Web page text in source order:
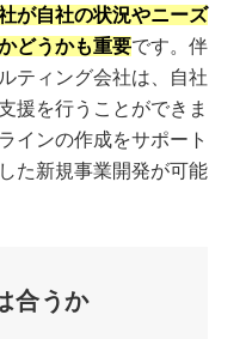
が自社の状況やニーズ
どうかも重要です。伴
ティング会社は、自社
援を行うことができま
インの作成をサポート
た新規事業開発が可能
合うか